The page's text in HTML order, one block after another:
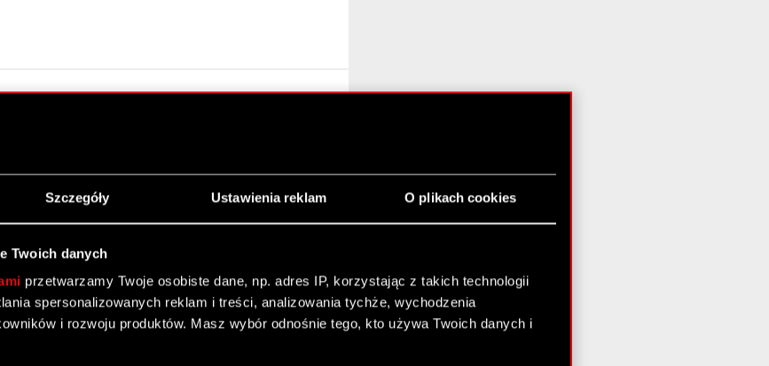
Szczegóły Ustawienia reklam O plikach cookies
Twoich danych
przetwarzamy Twoje osobiste dane, np. adres IP, korzystając z takich technologii
spersonalizowanych reklam i treści, analizowania tychże, wychodzenia
i rozwoju produktów. Masz wybór odnośnie tego, kto używa Twoich danych i
funkcji Przewodniczącego Rady Nadzorczej
prawna: art. 56 ust. 1 pkt 2 ustawy o